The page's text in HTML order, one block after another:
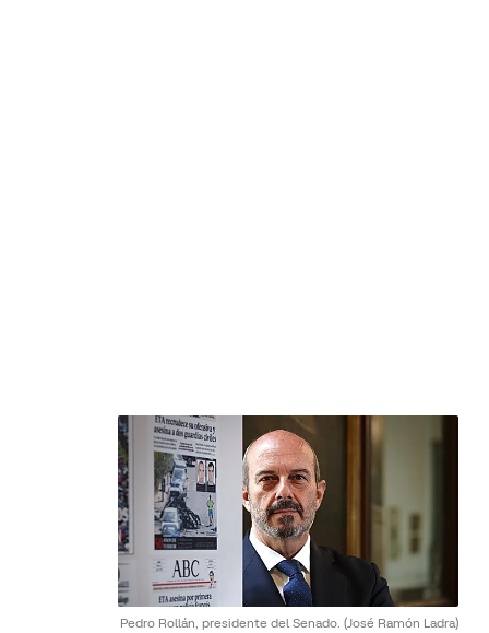
Pedro Rollán, presidente del Senado. (José Ramón Ladra)